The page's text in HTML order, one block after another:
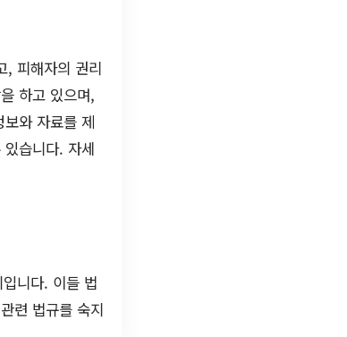
, 피해자의 권리
하고 있으며,
와 자료를 제
습니다. 자세
니다. 이들 법
련 법규를 숙지